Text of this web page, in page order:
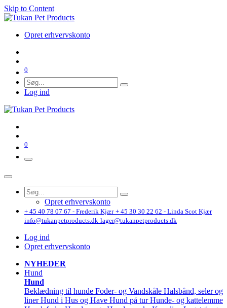
Skip to Content
Opret erhvervskonto
0
Log ind
0
Opret erhvervskonto
+ 45 40 78 07 67 - Frederik Kjær + 45 30 30 22 62 - Linda Scot Kjær
info@tukanpetproducts.dk lager@tukanpetproducts.dk
Log ind
Opret erhvervskonto
NYHEDER
Hund
Hund
Beklædning til hunde Foder- og Vandskåle Halsbånd, seler og
liner Hund i Hus og Have Hund på tur Hunde- og kattelemme